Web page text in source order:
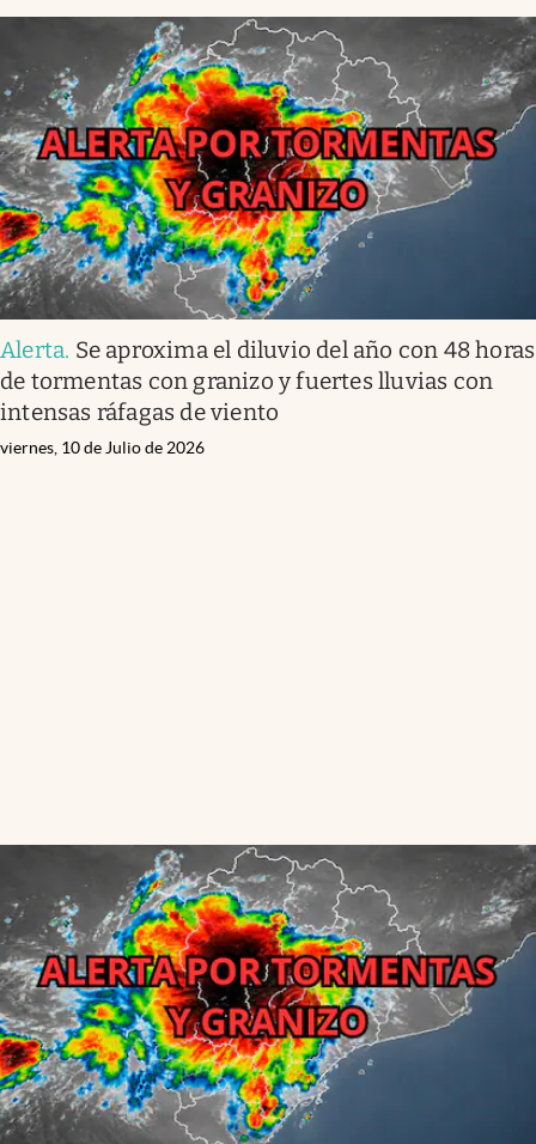
Alerta. Se aproxima el diluvio del año con 48 horas
de tormentas con granizo y fuertes lluvias con
intensas ráfagas de viento
viernes, 10 de Julio de 2026